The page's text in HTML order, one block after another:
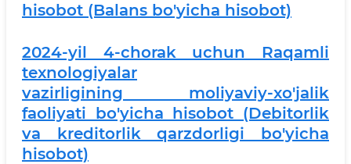
hisobot (Balans bo'yicha hisobot)
2024-yil 4-chorak uchun Raqamli
texnologiyalar
vazirligining moliyaviy-xo'jalik
faoliyati bo'yicha hisobot (Debitorlik
va kreditorlik qarzdorligi bo'yicha
hisobot)